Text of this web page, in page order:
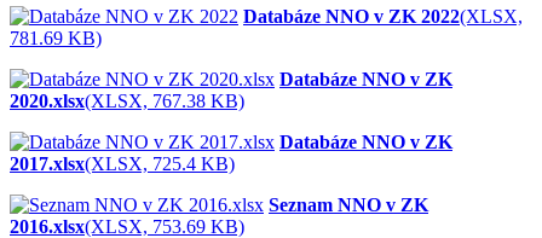
Databáze NNO v ZK 2022(XLSX,
781.69 KB)
Databáze NNO v ZK
2020.xlsx(XLSX, 767.38 KB)
Databáze NNO v ZK
2017.xlsx(XLSX, 725.4 KB)
Seznam NNO v ZK
2016.xlsx(XLSX, 753.69 KB)